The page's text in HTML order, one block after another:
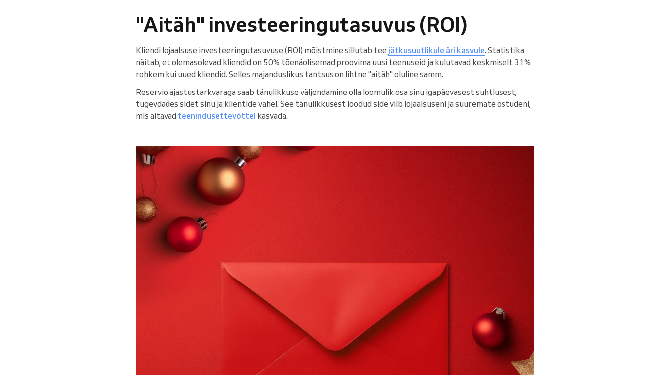
"Aitäh" investeeringutasuvus (ROI)
Kliendi lojaalsuse investeeringutasuvuse (ROI) mõistmine sillutab tee jätkusuutlikule äri kasvule. Statistika
näitab, et olemasolevad kliendid on 50% tõenäolisemad proovima uusi teenuseid ja kulutavad keskmiselt 31%
rohkem kui uued kliendid. Selles majanduslikus tantsus on lihtne "aitäh" oluline samm.
Reservio ajastustarkvaraga saab tänulikkuse väljendamine olla loomulik osa sinu igapäevasest suhtlusest,
tugevdades sidet sinu ja klientide vahel. See tänulikkusest loodud side viib lojaalsuseni ja suuremate ostudeni,
mis aitavad teenindusettevõttel kasvada.